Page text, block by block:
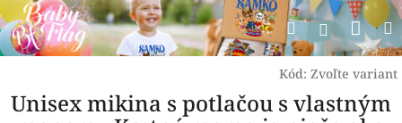
Prejsť
na
obsah
Hľadať
Kód: Zvoľte variant
Unisex mikina s potlačou s vlastným